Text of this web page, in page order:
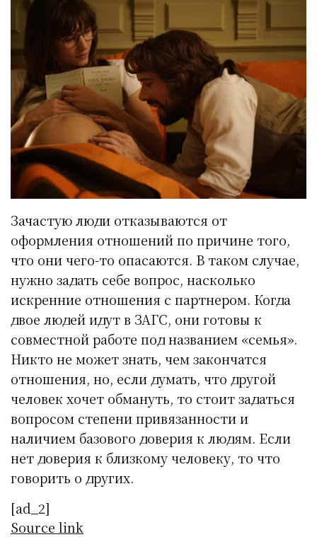
Зачастую люди отказываются от
оформления отношений по причине того,
что они чего-то опасаются. В таком случае,
нужно задать себе вопрос, насколько
искренние отношения с партнером. Когда
двое людей идут в ЗАГС, они готовы к
совместной работе под названием «семья».
Никто не может знать, чем закончатся
отношения, но, если думать, что другой
человек хочет обмануть, то стоит задаться
вопросом степени привязанности и
наличием базового доверия к людям. Если
нет доверия к близкому человеку, то что
говорить о других.
[ad_2]
Source link